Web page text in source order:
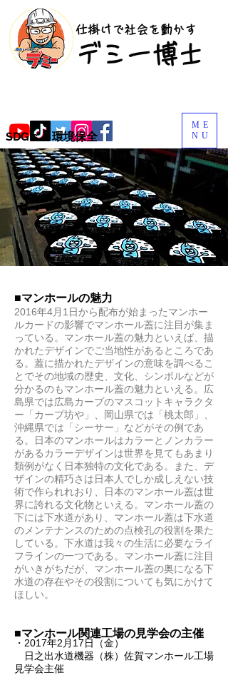
​仕掛けで社会を動かす
​デミー博士
ME
NU
SDGｓ・環境保全
■マンホールの魅力
2016年4月1日から配布が始まったマンホー
ルカードの影響でマンホール蓋に注目が集ま
っている。マンホール蓋の魅力といえば、描
かれたデザインでご当地性があるところであ
る。蓋に描かれたデザインの意味を調べるこ
とでその地域の歴史、文化、シンボルなどが
分かるのもマンホール蓋の魅力といえる。広
島県では広島カープのマスコットキャラクタ
ー「カープ坊や」、岡山県では「桃太郎」、
沖縄県では「シーサー」などがその例であ
る。日本のマンホールはカラーとノンカラー
があるカラーデザインは世界を見てもあまり
類例がなく日本独特の文化である。また、デ
ザインの精巧さは日本人でしか成しえない技
術で作られれおり、日本のマンホール蓋は世
界に誇れる文化物といえる。 マンホール蓋の
下には下水道があり、マンホール蓋は下水道
のメンテナンスのための点検孔の役割を果た
している。下水道は我々の生活に必要なライ
フラインの一つである。マンホール蓋に注目
がいきがちだが、マンホール蓋の奥になる下
水道の存在やその役割についても気にかけて
ほしい。
■マンホール関連工場の見学会の主催
・2017年2月17日（金）
日之出水道機器（株）佐賀マンホール工場
見学会主催